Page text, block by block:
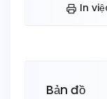
In
Bản đồ